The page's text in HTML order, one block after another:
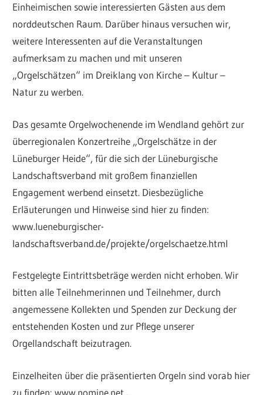
Einheimischen sowie interessierten Gästen aus dem
norddeutschen Raum. Darüber hinaus versuchen wir,
weitere Interessenten auf die Veranstaltungen
aufmerksam zu machen und mit unseren
„Orgelschätzen“ im Dreiklang von Kirche – Kultur –
Natur zu werben.
Das gesamte Orgelwochenende im Wendland gehört zur
überregionalen Konzertreihe „Orgelschätze in der
Lüneburger Heide“, für die sich der Lüneburgische
Landschaftsverband mit großem finanziellen
Engagement werbend einsetzt. Diesbezügliche
Erläuterungen und Hinweise sind hier zu finden:
www.lueneburgischer-
landschaftsverband.de/projekte/orgelschaetze.html
Festgelegte Eintrittsbeträge werden nicht erhoben. Wir
bitten alle Teilnehmerinnen und Teilnehmer, durch
angemessene Kollekten und Spenden zur Deckung der
entstehenden Kosten und zur Pflege unserer
Orgellandschaft beizutragen.
Einzelheiten über die präsentierten Orgeln sind vorab hier
zu finden: www.nomine.net .